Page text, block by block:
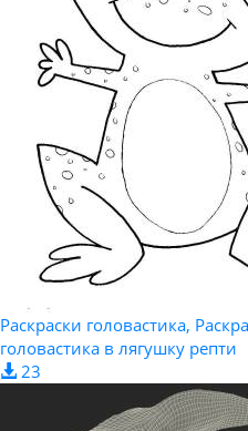
Раскраски головастика,
головастика в лягушку репти
23